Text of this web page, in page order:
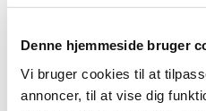
Denne hjemmeside bruger
Vi bruger cookies til at
annoncer, til at vise dig
og Alan Gilbert og har
Lang, Olga Neuwirth,
Friedrich Haas og